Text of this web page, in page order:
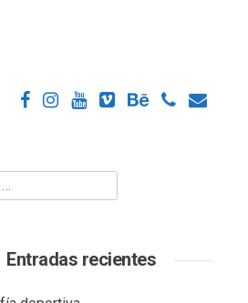
Entradas recientes